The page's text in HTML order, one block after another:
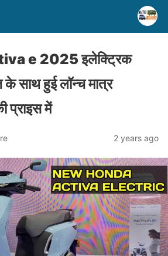
e 2025 इलेक्ट्रिक
साथ हुई लॉन्च मात्र
में
2 years ago